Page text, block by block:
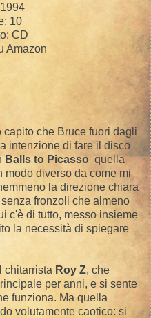
10
CD
Amazon
capito che Bruce fuori dagli
intenzione di fare il disco
Balls to Picasso quella
diverso da come mi
la direzione chiara
fronzoli che almeno
c'è di tutto, messo insieme
la necessità di spiegare
chitarrista Roy Z, che
per anni, e si sente
funziona. Ma quella
volutamente caotico: si